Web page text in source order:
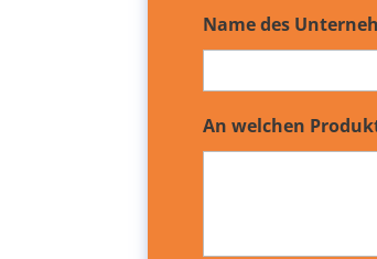
Name des
An welchen